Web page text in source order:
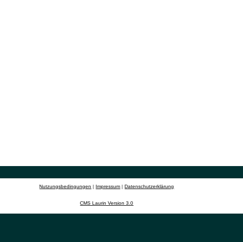
Nutzungsbedingungen | Impressum |Datenschutzerklärung
CMS Laurin Version 3.0